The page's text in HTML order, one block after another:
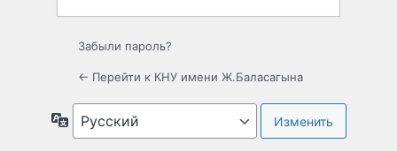
Забыли пароль?
← Перейти к КНУ имени Ж.Баласагына
Язык